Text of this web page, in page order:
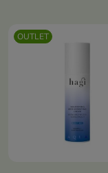
OUTLET